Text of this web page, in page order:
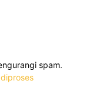
spam.